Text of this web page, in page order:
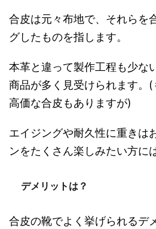
合皮は元々布地で、それらを
グしたものを指します。
本革と違って製作工程も少な
商品が多く見受けられます。
高価な合皮もありますが)
エイジングや耐久性に重きは
ンをたくさん楽しみたい方に
デメリットは？
合皮の靴でよく挙げられるデ